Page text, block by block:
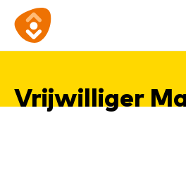
direct
content
direct
footer
Ga
naar
homepagina
Vrij­wil­li­ger